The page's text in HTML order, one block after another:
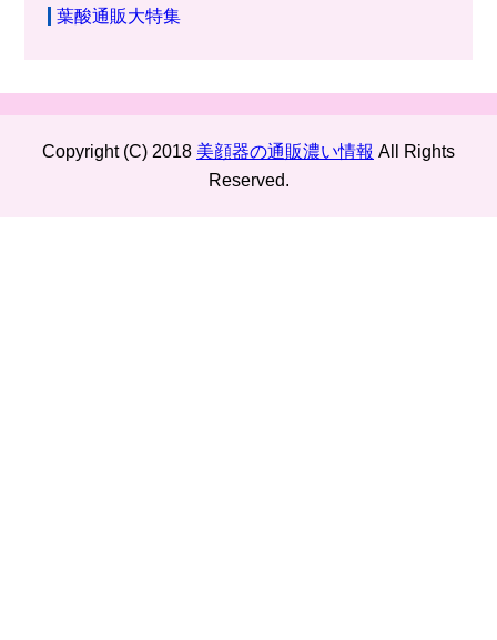
葉酸通販大特集
Copyright (C) 2018 美顔器の通販濃い情報 All Rights
Reserved.